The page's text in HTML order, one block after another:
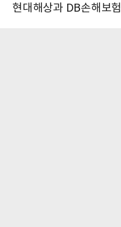
현대해상과 DB손해보